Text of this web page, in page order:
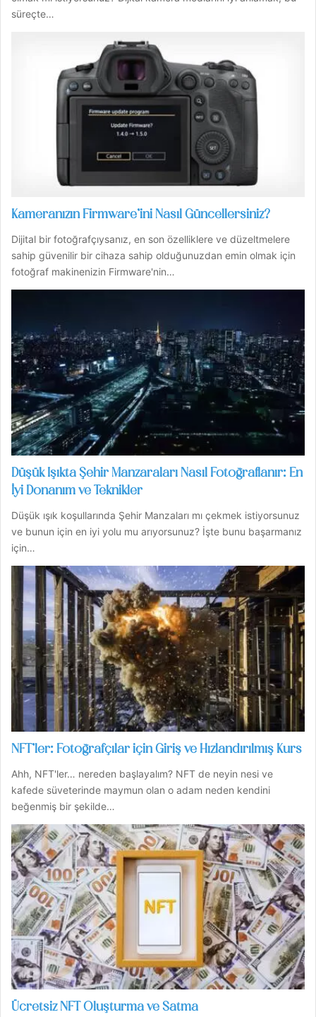
süreçte…
Kameranızın Firmware’ini Nasıl Güncellersiniz?
Dijital bir fotoğrafçıysanız, en son özelliklere ve düzeltmelere
sahip güvenilir bir cihaza sahip olduğunuzdan emin olmak için
fotoğraf makinenizin Firmware'nin…
Düşük Işıkta Şehir Manzaraları Nasıl Fotoğraflanır: En
İyi Donanım ve Teknikler
Düşük ışık koşullarında Şehir Manzaları mı çekmek istiyorsunuz
ve bunun için en iyi yolu mu arıyorsunuz? İşte bunu başarmanız
için…
NFT’ler: Fotoğrafçılar için Giriş ve Hızlandırılmış Kurs
Ahh, NFT'ler… nereden başlayalım? NFT de neyin nesi ve
kafede süveterinde maymun olan o adam neden kendini
beğenmiş bir şekilde…
Ücretsiz NFT Oluşturma ve Satma